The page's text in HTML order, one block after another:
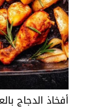
أفخاذ الدجاج